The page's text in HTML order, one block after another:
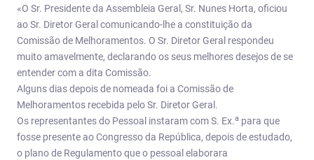
«O Sr. Presidente da Assembleia Geral, Sr. Nunes Horta, oficiou
ao Sr. Diretor Geral comunicando-lhe a constituição da
Comissão de Melhoramentos. O Sr. Diretor Geral respondeu
muito amavelmente, declarando os seus melhores desejos de se
entender com a dita Comissão.
Alguns dias depois de nomeada foi a Comissão de
Melhoramentos recebida pelo Sr. Diretor Geral.
Os representantes do Pessoal instaram com S. Ex.a para que
fosse presente ao Congresso da República, depois de estudado,
o plano de Regulamento que o pessoal elaborara